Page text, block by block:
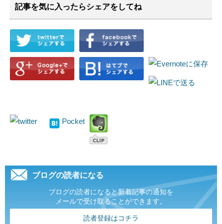
記事を気に入ったらシェアをしてね
Pocket
ブログの読者になる
ブログの読者になると新着記事の通知を
メールで受け取ることができます。
読者登録はコチラ